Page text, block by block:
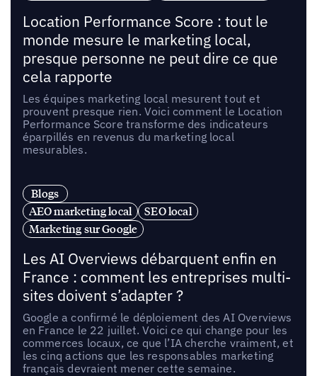
Location Performance Score : tout le
monde mesure le marketing local,
presque personne ne peut dire ce que
cela rapporte
Les équipes marketing local mesurent tout et
prouvent presque rien. Voici comment le Location
Performance Score transforme des indicateurs
éparpillés en revenus du marketing local
mesurables.
Blogs
AEO marketing local
SEO local
Marketing sur Google
Les AI Overviews débarquent enfin en
France : comment les entreprises multi-
sites doivent s’adapter ?
Google a confirmé le déploiement des AI Overviews
en France le 22 juillet. Voici ce qui change pour les
commerces locaux, ce que l’IA cherche vraiment, et
les cinq actions que les responsables marketing
français devraient mener cette semaine.